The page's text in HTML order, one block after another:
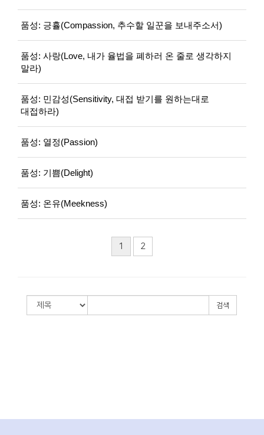
품성: 긍휼(Compassion, 추수할 일꾼을 보내주소서)
품성: 사랑(Love, 내가 율법을 폐하러 온 줄로 생각하지
말라)
품성: 민감성(Sensitivity, 대접 받기를 원하는대로
대접하라)
품성: 열정(Passion)
품성: 기쁨(Delight)
품성: 온유(Meekness)
1 2
검색